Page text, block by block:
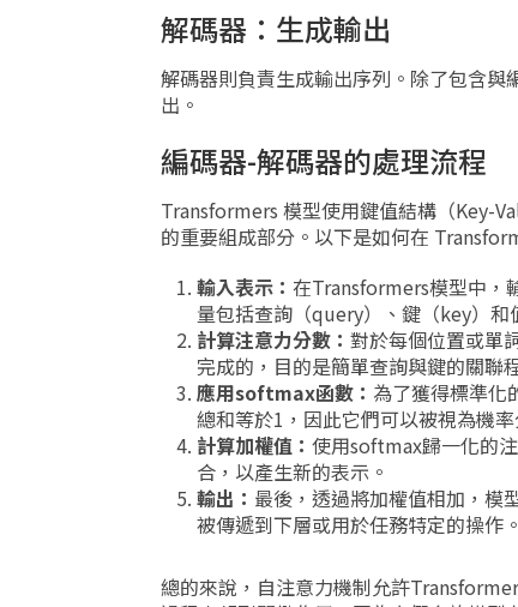
解碼器：生成輸出
解碼器則負責生成輸出序列。除了包含
出。
編碼器-解碼器的處理流程
Transformers 模型使用鍵值結構（Key-
的重要組成部分。以下是如何在
輸入表示：在Transformers模型中，
量包括查詢（query）、鍵（key）
計算注意力分數：對於每個位置或單
完成的，目的是簡單查詢與鍵的關聯
應用softmax函數： 為了獲得標準化
總和等於1，因此它們可以被視為機率
計算加權值：使用softmax歸一化的
合，以產生新的表示。
輸出： 最後，透過將加權值相加，模
被傳遞到下層或用於任務特定的操作。
總的來說，自注意力機制允許